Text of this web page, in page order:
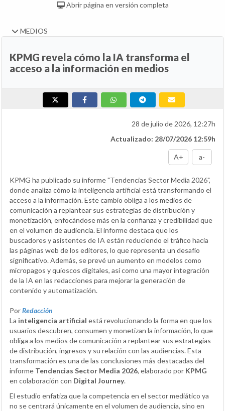
Abrir página en versión completa
MEDIOS
KPMG revela cómo la IA transforma el
acceso a la información en medios
28 de julio de 2026, 12:27h
Actualizado: 28/07/2026 12:59h
A+ a-
KPMG ha publicado su informe "Tendencias Sector Media 2026",
donde analiza cómo la inteligencia artificial está transformando el
acceso a la información. Este cambio obliga a los medios de
comunicación a replantear sus estrategias de distribución y
monetización, enfocándose más en la confianza y credibilidad que
en el volumen de audiencia. El informe destaca que los
buscadores y asistentes de IA están reduciendo el tráfico hacia
las páginas web de los editores, lo que representa un desafío
significativo. Además, se prevé un aumento en modelos como
micropagos y quioscos digitales, así como una mayor integración
de la IA en las redacciones para mejorar la generación de
contenido y automatización.
PorRedacción
La inteligencia artificial está revolucionando la forma en que los
usuarios descubren, consumen y monetizan la información, lo que
obliga a los medios de comunicación a replantear sus estrategias
de distribución, ingresos y su relación con las audiencias. Esta
transformación es una de las conclusiones más destacadas del
informe Tendencias Sector Media 2026, elaborado por KPMG
en colaboración con Digital Journey.
El estudio enfatiza que la competencia en el sector mediático ya
no se centrará únicamente en el volumen de audiencia, sino en